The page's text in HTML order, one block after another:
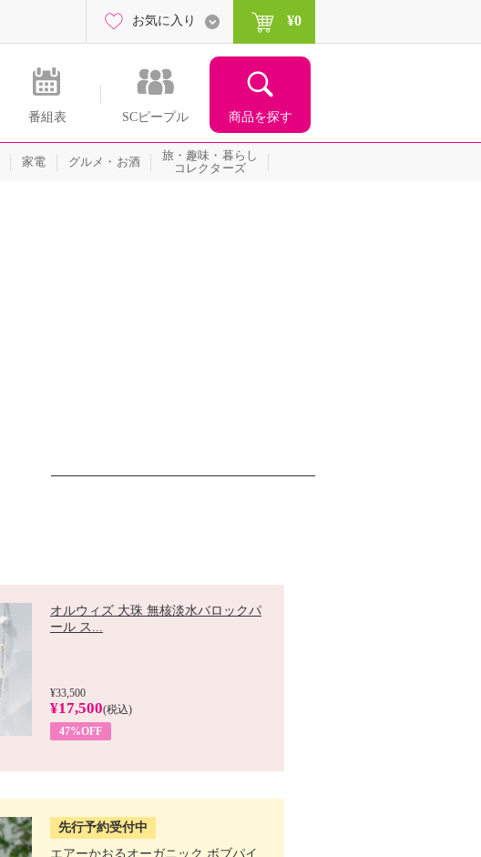
番組表 SCピープル 商品を探す
お気に入り ¥0
家電 グルメ・お酒
旅・趣味・暮らし
コレクターズ
オルウィズ 大珠 無核淡水バロックパ
ール ス...
¥33,500
¥17,500(税込)
47%OFF
先行予約受付中
エアーかおるオーガニック ボブパイ